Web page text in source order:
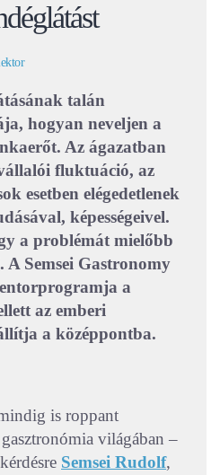
talán
hogyan neveljen a
Az ágazatban
fluktuáció, az
esetben elégedetlenek
képességeivel.
a problémát mielőbb
A Semsei Gastronomy
a
az emberi
a középpontba.
is roppant
világában –
Semsei Rudolf,